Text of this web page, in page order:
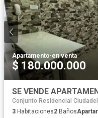
Apartamento·en venta
$ 180.000.000
SE VENDE
Conjunto Residencial
3 Habitaciones2 Baños